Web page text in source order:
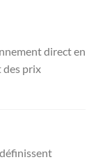
direct en
des prix